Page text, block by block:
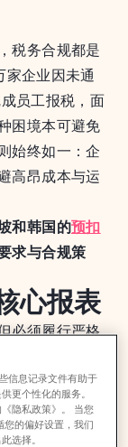
税务合规都是
企业因未通
员工报税，面
困境本可避免
始终如一：企
高昂成本与运
和韩国的预扣
求与合规策
心报表
必须履行严格
，申报员工收
信息记录文件有助于
更个性化的服务。
隐私政策》。 当您
的偏好设置，我们
选择。